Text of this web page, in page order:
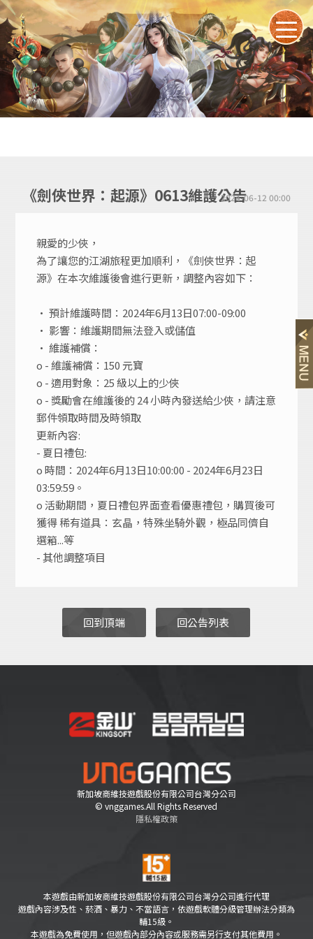
《劍俠世界：起源》0613維護公告2024-06-12 00:00
親愛的少俠，
為了讓您的江湖旅程更加順利，《劍俠世界：起
源》在本次維護後會進行更新，調整內容如下：
• 預計維護時間：2024年6月13日07:00-09:00
• 影響：維護期間無法登入或儲值
• 維護補償：
o - 維護補償：150 元寶
o - 適用對象：25 級以上的少俠
o - 獎勵會在維護後的 24 小時內發送給少俠，請注意
郵件領取時間及時領取
更新內容:
- 夏日禮包:
o 時間：2024年6月13日10:00:00 - 2024年6月23日
03:59:59。
o 活動期間，夏日禮包界面查看優惠禮包，購買後可
獲得 稀有道具：玄晶，特殊坐騎外觀，極品同儕自
選箱...等
- 其他調整項目
回到頂端 回公告列表
新加坡商維技遊戲股份有限公司台灣分公司
© vnggames.All Rights Reserved
隱私權政策
本遊戲由新加坡商維技遊戲股份有限公司台灣分公司進行代理
遊戲內容涉及性、菸酒、暴力、不當語言，依遊戲軟體分級管理辦法分類為
輔15級。
本遊戲為免費使用，但遊戲內部分內容或服務需另行支付其他費用。